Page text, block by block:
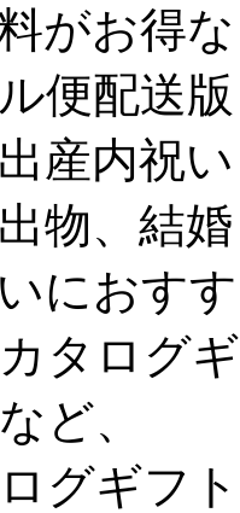
がお得な
便配送版
産内祝い
物、結婚
におすす
タログギ
ど、
グギフト